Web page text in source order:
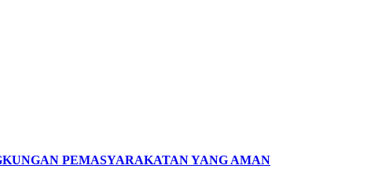
PEMASYARAKATAN YANG AMAN